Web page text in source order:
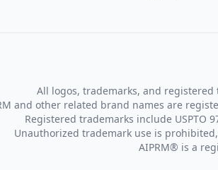
All logos, trademarks, and
and other related brand names are
Registered trademarks include USPTO
Unauthorized trademark use is
AIPRM® is a